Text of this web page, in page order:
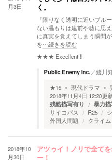
月3日
く。
「限りなく透明に近いブル
ない温もりは建前や嘘に思
に真実を覚えてしまう瞬間
を…続きを読む
★★★ Excellent!!!
Public Enemy Inc.／綾川
★15 現代ドラマ
2018年11月4日 12:20更
残酷描写有り 暴力
サイコパス R25
外国人問題
クライ
2018年10
月30日
アツゥイ！ノリで全て
ー！